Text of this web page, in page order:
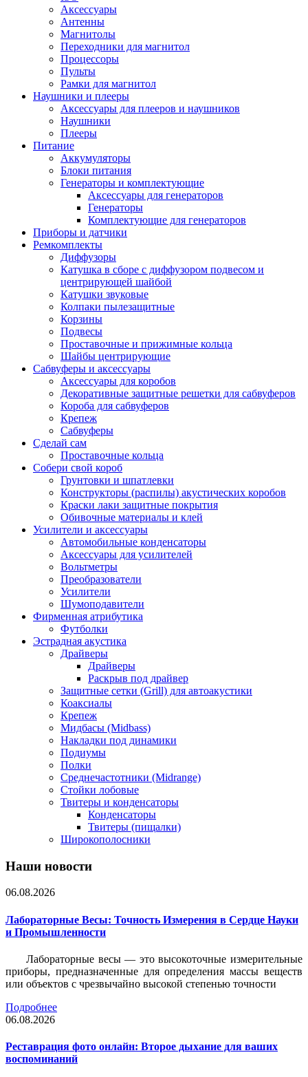
Аксессуары
Антенны
Магнитолы
Переходники для магнитол
Процессоры
Пульты
Рамки для магнитол
Наушники и плееры
Аксессуары для плееров и наушников
Наушники
Плееры
Питание
Аккумуляторы
Блоки питания
Генераторы и комплектующие
Аксессуары для генераторов
Генераторы
Комплектующие для генераторов
Приборы и датчики
Ремкомплекты
Диффузоры
Катушка в сборе с диффузором подвесом и
центрирующей шайбой
Катушки звуковые
Колпаки пылезащитные
Корзины
Подвесы
Проставочные и прижимные кольца
Шайбы центрирующие
Сабвуферы и аксессуары
Аксессуары для коробов
Декоративные защитные решетки для сабвуферов
Короба для сабвуферов
Крепеж
Сабвуферы
Сделай сам
Проставочные кольца
Собери свой короб
Грунтовки и шпатлевки
Конструкторы (распилы) акустических коробов
Краски лаки защитные покрытия
Обивочные материалы и клей
Усилители и аксессуары
Автомобильные конденсаторы
Аксессуары для усилителей
Вольтметры
Преобразователи
Усилители
Шумоподавители
Фирменная атрибутика
Футболки
Эстрадная акустика
Драйверы
Драйверы
Раскрыв под драйвер
Защитные сетки (Grill) для автоакустики
Коаксиалы
Крепеж
Мидбасы (Midbass)
Накладки под динамики
Подиумы
Полки
Среднечастотники (Midrange)
Стойки лобовые
Твитеры и конденсаторы
Конденсаторы
Твитеры (пищалки)
Широкополосники
Наши новости
06.08.2026
Лабораторные Весы: Точность Измерения в Сердце Науки
и Промышленности
Лабораторные весы — это высокоточные измерительные
приборы, предназначенные для определения массы веществ
или объектов с чрезвычайно высокой степенью точности
Подробнее
06.08.2026
Реставрация фото онлайн: Второе дыхание для ваших
воспоминаний